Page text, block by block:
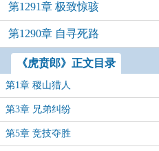
第1291章 极致惊骇
第1290章 自寻死路
《虎贲郎》正文目录
第1章 稷山猎人
第3章 兄弟纠纷
第5章 竞技夺胜